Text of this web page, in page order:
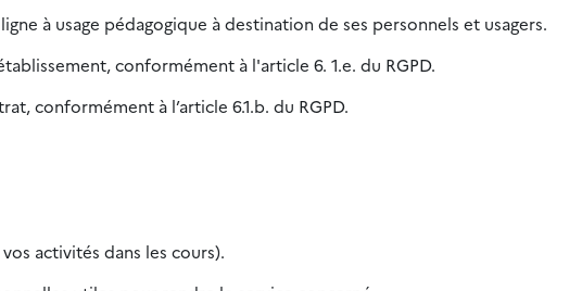
à usage pédagogique à destination de ses personnels et usagers.
conformément à l'article 6. 1.e. du RGPD.
conformément à l’article 6.1.b. du RGPD.
activités dans les cours).